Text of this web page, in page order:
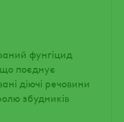
фунгіцид
поєднує
діючі речовини
збудників